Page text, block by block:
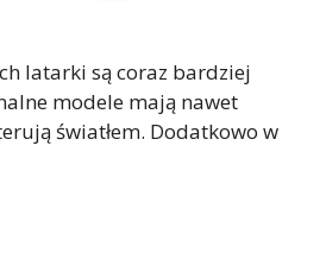
latarki są coraz bardziej
modele mają nawet
światłem. Dodatkowo w